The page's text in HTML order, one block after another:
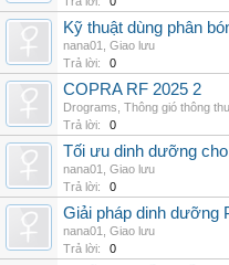
Kỹ thuật dùng phân
nana01
Giao lưu
Trả lời:
0
COPRA RF 2025 2
Drograms Thông gió thông
Trả lời:
0
Tối ưu dinh dưỡng
nana01
Giao lưu
Trả lời:
0
Giải pháp dinh dưỡng
nana01
Giao lưu
Trả lời:
0